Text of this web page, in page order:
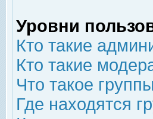
Уровни
Кто такие
Кто такие
Что такое
Где находятся